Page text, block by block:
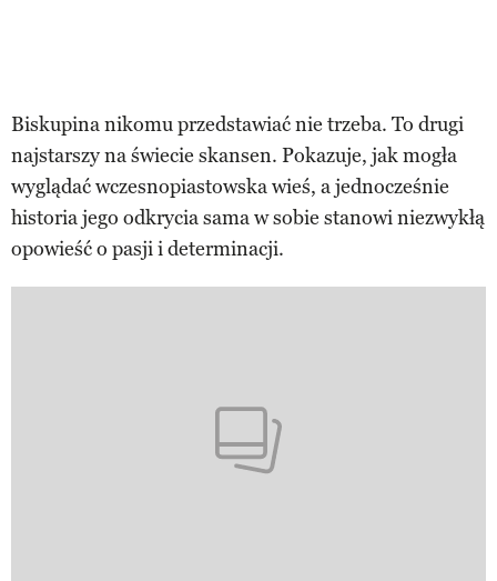
Biskupina nikomu przedstawiać nie trzeba. To drugi
najstarszy na świecie skansen. Pokazuje, jak mogła
wyglądać wczesnopiastowska wieś, a jednocześnie
historia jego odkrycia sama w sobie stanowi niezwykłą
opowieść o pasji i determinacji.